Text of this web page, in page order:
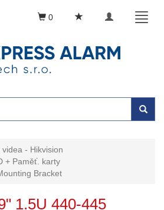
Toggle
0
- Hikvision
+ Paměť. karty
Bracket
1.5U 440-445